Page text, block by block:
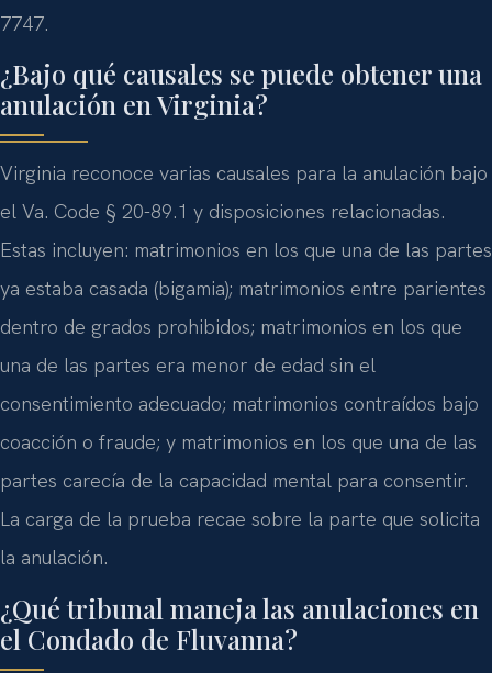
7747.
¿Bajo qué causales se puede obtener una
anulación en Virginia?
Virginia reconoce varias causales para la anulación bajo
el Va. Code § 20-89.1 y disposiciones relacionadas.
Estas incluyen: matrimonios en los que una de las partes
ya estaba casada (bigamia); matrimonios entre parientes
dentro de grados prohibidos; matrimonios en los que
una de las partes era menor de edad sin el
consentimiento adecuado; matrimonios contraídos bajo
coacción o fraude; y matrimonios en los que una de las
partes carecía de la capacidad mental para consentir.
La carga de la prueba recae sobre la parte que solicita
la anulación.
¿Qué tribunal maneja las anulaciones en
el Condado de Fluvanna?